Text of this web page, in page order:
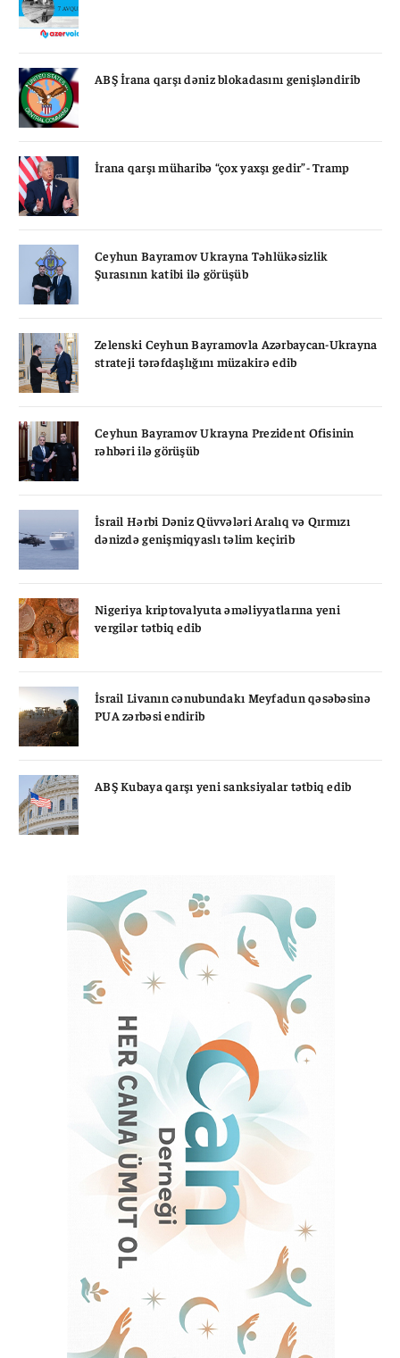
ABŞ İrana qarşı dəniz blokadasını genişləndirib
İrana qarşı müharibə “çox yaxşı gedir”- Tramp
Ceyhun Bayramov Ukrayna Təhlükəsizlik
Şurasının katibi ilə görüşüb
Zelenski Ceyhun Bayramovla Azərbaycan-Ukrayna
strateji tərəfdaşlığını müzakirə edib
Ceyhun Bayramov Ukrayna Prezident Ofisinin
rəhbəri ilə görüşüb
İsrail Hərbi Dəniz Qüvvələri Aralıq və Qırmızı
dənizdə genişmiqyaslı təlim keçirib
Nigeriya kriptovalyuta əməliyyatlarına yeni
vergilər tətbiq edib
İsrail Livanın cənubundakı Meyfadun qəsəbəsinə
PUA zərbəsi endirib
ABŞ Kubaya qarşı yeni sanksiyalar tətbiq edib